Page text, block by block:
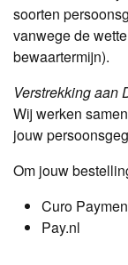
soorten
vanwege de
bewaartermijn).
Verstrekking aan
Wij werken
jouw
Om jouw
Curo
Pay.nl